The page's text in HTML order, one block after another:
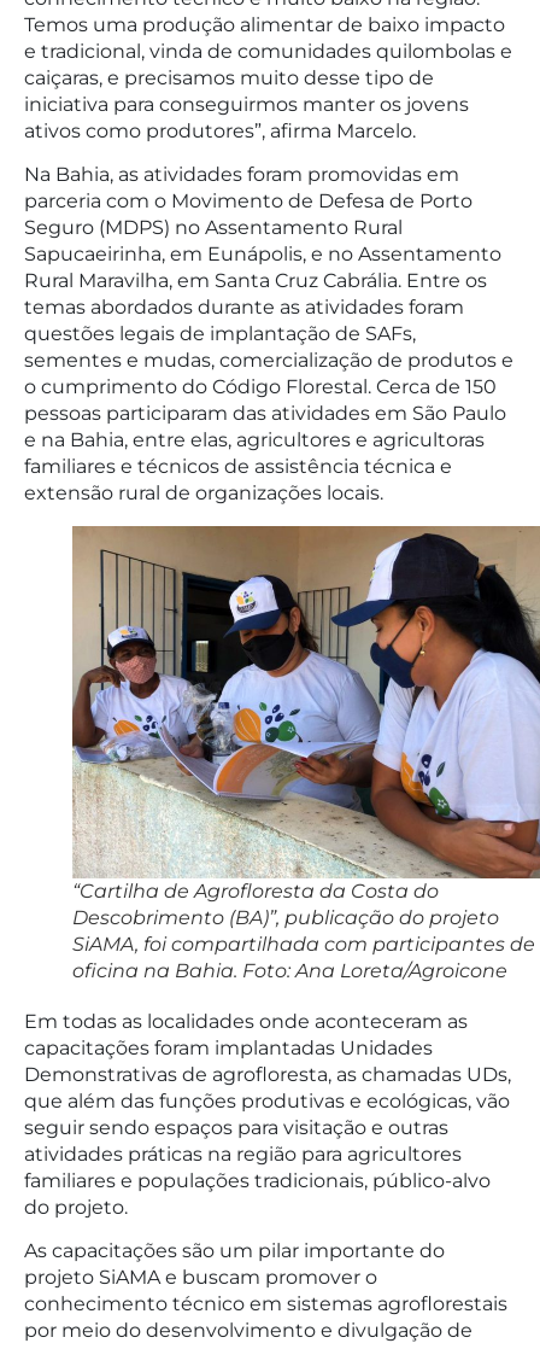
Temos uma produção alimentar de baixo impacto
e tradicional, vinda de comunidades quilombolas e
caiçaras, e precisamos muito desse tipo de
iniciativa para conseguirmos manter os jovens
ativos como produtores”, afirma Marcelo.
Na Bahia, as atividades foram promovidas em
parceria com o Movimento de Defesa de Porto
Seguro (MDPS) no Assentamento Rural
Sapucaeirinha, em Eunápolis, e no Assentamento
Rural Maravilha, em Santa Cruz Cabrália. Entre os
temas abordados durante as atividades foram
questões legais de implantação de SAFs,
sementes e mudas, comercialização de produtos e
o cumprimento do Código Florestal. Cerca de 150
pessoas participaram das atividades em São Paulo
e na Bahia, entre elas, agricultores e agricultoras
familiares e técnicos de assistência técnica e
extensão rural de organizações locais.
“Cartilha de Agrofloresta da Costa do
Descobrimento (BA)”, publicação do projeto
SiAMA, foi compartilhada com participantes de
oficina na Bahia. Foto: Ana Loreta/Agroicone
Em todas as localidades onde aconteceram as
capacitações foram implantadas Unidades
Demonstrativas de agrofloresta, as chamadas UDs,
que além das funções produtivas e ecológicas, vão
seguir sendo espaços para visitação e outras
atividades práticas na região para agricultores
familiares e populações tradicionais, público-alvo
do projeto.
As capacitações são um pilar importante do
projeto SiAMA e buscam promover o
conhecimento técnico em sistemas agroflorestais
por meio do desenvolvimento e divulgação de